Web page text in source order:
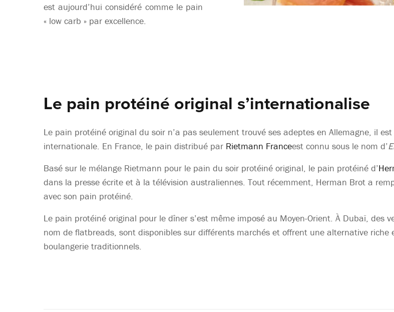
est aujourd’hui considéré comme le pain
« low carb » par excellence.
Le pain protéiné original s’internationalise
Le pain protéiné original du soir n’a pas seulement trouvé ses adeptes en Allemagne, il
internationale. En France, le pain distribué par Rietmann Franceest connu sous le nom d’
Basé sur le mélange Rietmann pour le pain du soir protéiné original, le pain protéiné d’
dans la presse écrite et à la télévision australiennes. Tout récemment, Herman Brot a
avec son pain protéiné.
Le pain protéiné original pour le dîner s’est même imposé au Moyen-Orient. À Dubaï, des
nom de flatbreads, sont disponibles sur différents marchés et offrent une alternative riche
boulangerie traditionnels.